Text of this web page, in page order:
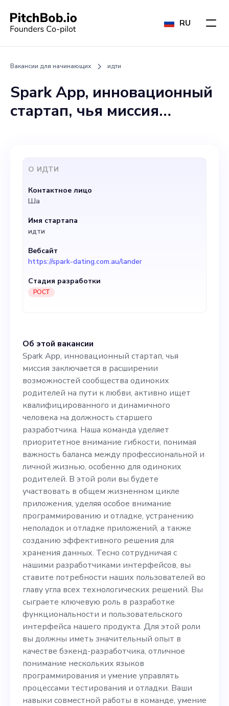
RU
Вакансии для начинающих идти
Spark App, инновационный
стартап, чья миссия
одиноких родителей на
пути к любви, активно
ищет квалифицированного
и динамичного человека на
должность старшего
разработчика. Наша
команда уделяет
приоритетное внимание
профессиональной и
личной жизнью, особенно
для одиноких родителей. В
этой роли вы будете
участвовать в общем
жизненном цикле
приложения, уделяя особое
внимание
программированию и
отладке, устранению
неполадок и отладке
приложений, а также
созданию эффективного
решения для хранения
данных. Тесно сотрудничая
с нашими разработчиками
интерфейсов, вы ставите
потребности наших
пользователей во главу
угла всех технологических
Об этой вакансии
Spark App, инновационный стартап, чья
миссия заключается в расширении
возможностей сообщества одиноких
родителей на пути к любви, активно ищет
квалифицированного и динамичного
человека на должность старшего
разработчика. Наша команда уделяет
приоритетное внимание гибкости, понимая
важность баланса между профессиональной и
личной жизнью, особенно для одиноких
родителей. В этой роли вы будете
участвовать в общем жизненном цикле
приложения, уделяя особое внимание
программированию и отладке, устранению
неполадок и отладке приложений, а также
созданию эффективного решения для
хранения данных. Тесно сотрудничая с
нашими разработчиками интерфейсов, вы
ставите потребности наших пользователей во
главу угла всех технологических решений. Вы
сыграете ключевую роль в разработке
функциональности и пользовательского
интерфейса нашего продукта. Для этой роли
вы должны иметь значительный опыт в
качестве бэкенд-разработчика, отличное
понимание нескольких языков
программирования и умение управлять
процессами тестирования и отладки. Ваши
навыки совместной работы в команде, умение
О ИДТИ
Контактное лицо
Ша
Имя стартапа
идти
Вебсайт
https://spark-dating.com.au/lander
Стадия разработки
РОСТ